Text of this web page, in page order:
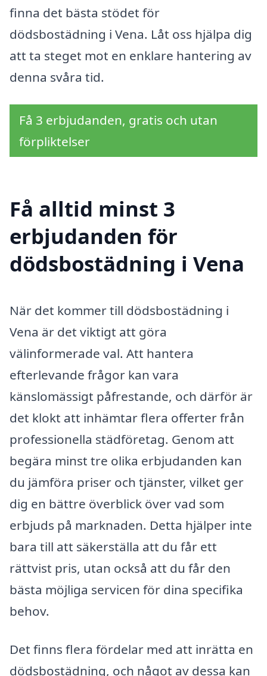
finna det bästa stödet för
dödsbostädning i Vena. Låt oss hjälpa dig
att ta steget mot en enklare hantering av
denna svåra tid.
Få 3 erbjudanden, gratis och utan
förpliktelser
Få alltid minst 3
erbjudanden för
dödsbostädning i Vena
När det kommer till dödsbostädning i
Vena är det viktigt att göra
välinformerade val. Att hantera
efterlevande frågor kan vara
känslomässigt påfrestande, och därför är
det klokt att inhämtar flera offerter från
professionella städföretag. Genom att
begära minst tre olika erbjudanden kan
du jämföra priser och tjänster, vilket ger
dig en bättre överblick över vad som
erbjuds på marknaden. Detta hjälper inte
bara till att säkerställa att du får ett
rättvist pris, utan också att du får den
bästa möjliga servicen för dina specifika
behov.
Det finns flera fördelar med att inrätta en
dödsbostädning, och något av dessa kan